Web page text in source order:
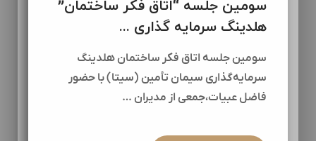
سومین جلسه “اتاق فکر ساختمان”
هلدینگ سرمایه گذاری ...
سومین جلسه اتاق فکر ساختمان هلدینگ
سرمایه‌گذاری سیمان تأمین (سیتا) با حضور
فاضل عبیات،جمعی از مدیران …